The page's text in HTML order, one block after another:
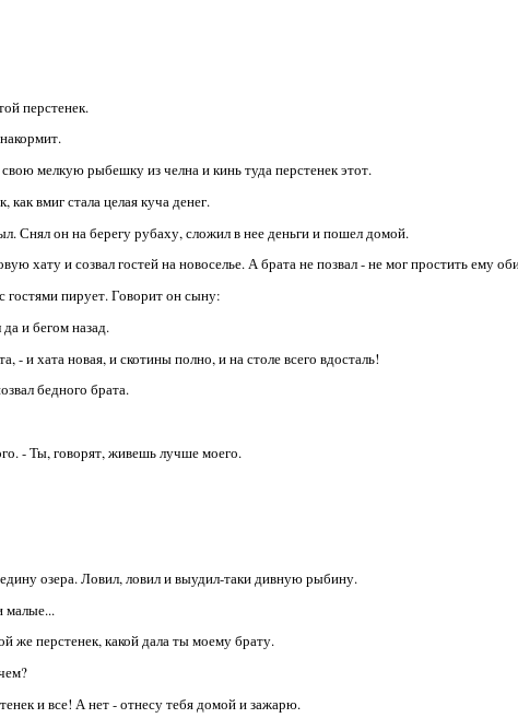
перстенек.
мелкую рыбешку из челна и кинь туда перстенек этот.
вмиг стала целая куча денег.
Снял он на берегу рубаху, сложил в нее деньги и пошел домой.
хату и созвал гостей на новоселье. А брата не позвал - не мог простить ему
гостями пирует. Говорит он сыну:
и бегом назад.
- и хата новая, и скотины полно, и на столе всего вдосталь!
бедного брата.
- Ты, говорят, живешь лучше моего.
озера. Ловил, ловил и выудил-таки дивную рыбину.
малые...
же перстенек, какой дала ты моему брату.
и все! А нет - отнесу тебя домой и зажарю.